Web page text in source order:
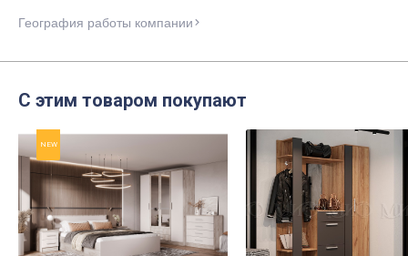
География работы компании
С этим товаром покупают
NEW